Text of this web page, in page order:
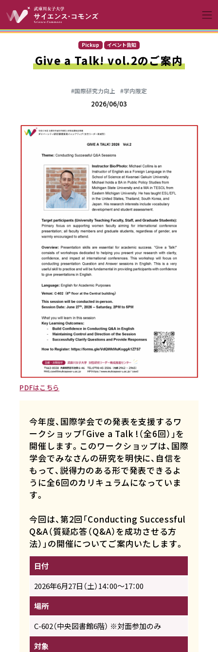
コンテンツへスキップ
メインナビゲーションへ
Pickup イベント告知
Give a Talk! vol.2のご案内
#国際研究力向上 #学内限定
2026/06/03
PDFはこちら
今年度、国際学会での発表を支援するワ
ークショップ「Give a Talk !（全6回）」を
開催します。このワークショップは、国際
学会でみなさんの研究を明快に、自信を
もって、説得力のある形で発表できるよ
うに全6回のカリキュラムになっていま
す。
今回は、第2回「Conducting Successful
Q&A（質疑応答（Q&A）を成功させる方
法）」の開催についてご案内いたします。
日付
2026年6月27日（土）14：00～17：00
場所
C-602（中央図書館6階） ※対面参加のみ
対象